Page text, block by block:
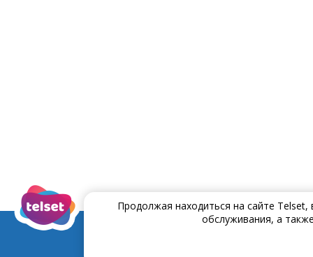
Продолжая находиться на сайте
обслуживания, а